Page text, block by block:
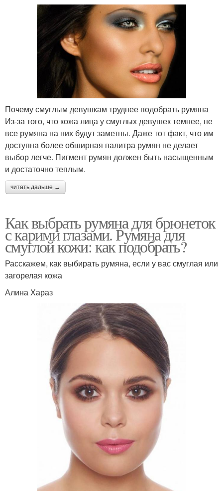
Почему смуглым девушкам труднее подобрать румяна
Из-за того, что кожа лица у смуглых девушек темнее, не
все румяна на них будут заметны. Даже тот факт, что им
доступна более обширная палитра румян не делает
выбор легче. Пигмент румян должен быть насыщенным
и достаточно теплым.
читать дальше →
Как выбрать румяна для брюнеток
с карими глазами. Румяна для
смуглой кожи: как подобрать?
Расскажем, как выбирать румяна, если у вас смуглая или
загорелая кожа
Алина Хараз